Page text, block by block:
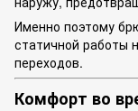
Именно поэтому
статичной работы
переходов.
Комфорт во